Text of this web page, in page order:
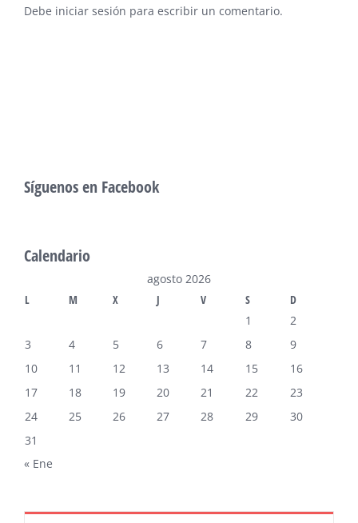
Debe iniciar sesión para escribir un comentario.
Síguenos en Facebook
Calendario
agosto 2026
L
M X J V S
D
1
2
3
4 5 6 7 8
9
10
11 12 13 14 15
16
17
18 19 20 21 22
23
24
25 26 27 28 29
30
31
« Ene